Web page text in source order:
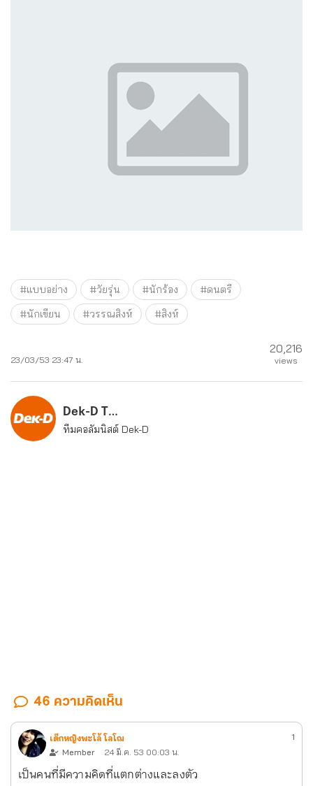
#แบบอย่าง #วัยรุ่น #นักร้อง
#ดนตรี
#นักเขียน
#วรรณสิงห์ #สิงห์
23/03/53 23:47 น.
20,216
views
Dek-D Team
ทีมคอลัมนิสต์ Dek-D
46 ความคิดเห็น
เด็กหญิงพะโล้ โลโฌ
Member
24 มี.ค. 53 00:03 น.
1
เป็นคนที่มีความคิดที่แตกต่างและลงตัว